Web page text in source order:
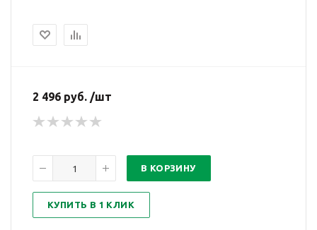
2 496 руб. /шт
В КОРЗИНУ
КУПИТЬ В 1 КЛИК